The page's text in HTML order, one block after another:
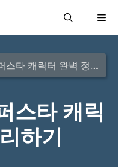
메
뉴
캐릭터 완벽 정리하기
스타 캐릭
하기